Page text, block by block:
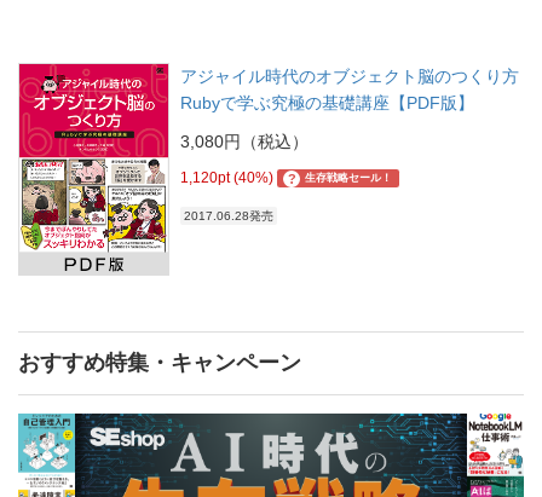
アジャイル時代のオブジェクト脳のつくり方
Rubyで学ぶ究極の基礎講座【PDF版】
3,080円（税込）
1,120pt (40%) ? 生存戦略セール！
2017.06.28発売
おすすめ特集・キャンペーン